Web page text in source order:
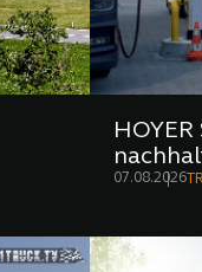
07.08.2026